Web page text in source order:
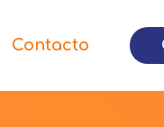
Contacto